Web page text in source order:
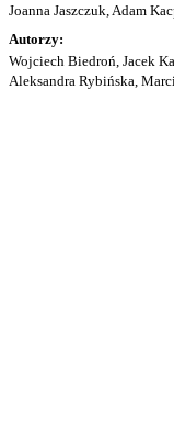
Joanna Jaszczuk, Adam
Autorzy:
Wojciech Biedroń, Jacek
Aleksandra Rybińska,